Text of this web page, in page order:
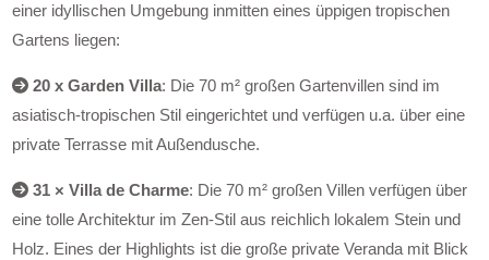
einer idyllischen Umgebung inmitten eines üppigen tropischen
Gartens liegen:
20 x Garden Villa: Die 70 m² großen Gartenvillen sind im
asiatisch-tropischen Stil eingerichtet und verfügen u.a. über eine
private Terrasse mit Außendusche.
31 × Villa de Charme: Die 70 m² großen Villen verfügen über
eine tolle Architektur im Zen-Stil aus reichlich lokalem Stein und
Holz. Eines der Highlights ist die große private Veranda mit Blick